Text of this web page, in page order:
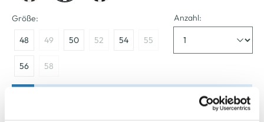
Größe:
48 49 50 52 54 55
56 58
Anzahl: